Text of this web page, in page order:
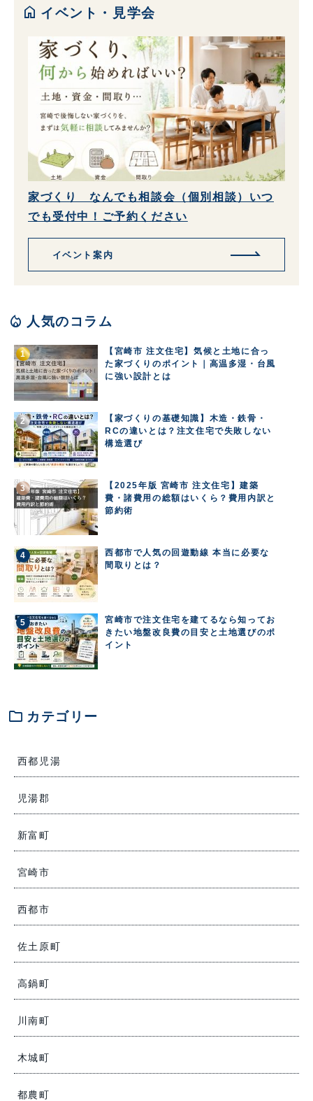
home イベント・見学会
家づくり なんでも相談会（個別相談）いつ
でも受付中！ご予約ください
イベント案内
local_fire_department 人気のコラム
【宮崎市 注文住宅】気候と土地に合っ
た家づくりのポイント｜高温多湿・台風
に強い設計とは
【家づくりの基礎知識】木造・鉄骨・
RCの違いとは？注文住宅で失敗しない
構造選び
【2025年版 宮崎市 注文住宅】建築
費・諸費用の総額はいくら？費用内訳と
節約術
西都市で人気の回遊動線 本当に必要な
間取りとは？
宮崎市で注文住宅を建てるなら知ってお
きたい地盤改良費の目安と土地選びのポ
イント
folder カテゴリー
西都児湯
児湯郡
新富町
宮崎市
西都市
佐土原町
高鍋町
川南町
木城町
都農町